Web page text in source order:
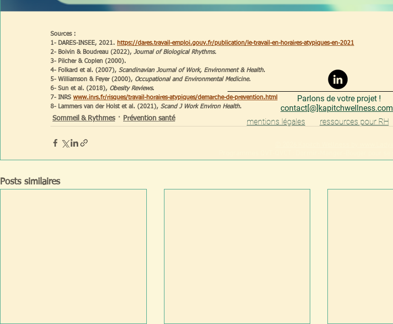
Sources :
1- DARES-INSEE, 2021. https://dares.travail-emploi.gouv.fr/publication/le-travail-en-horaires-atypiques-en-2021
2- Boivin & Boudreau (2022), Journal of Biological Rhythms.
3- Pilcher & Coplen (2000).
4- Folkard et al. (2007), Scandinavian Journal of Work, Environment & Health.
5- Williamson & Feyer (2000), Occupational and Environmental Medicine.
6- Sun et al. (2018), Obesity Reviews.
7- INRS www.inrs.fr/risques/travail-horaires-atypiques/demarche-de-prevention.html
8- Lammers van der Holst et al. (2021), Scand J Work Environ Health.
Sommeil & Rythmes Prévention santé
Posts similaires
Parlons de votre projet !
contact[@]kapitchwellness.com
mentions légales
ressources pour RH